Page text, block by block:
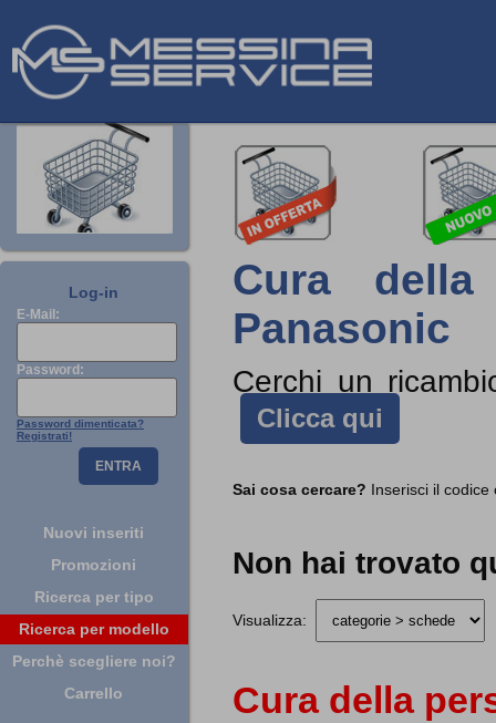
Log-in
E-Mail:
Password:
Password dimenticata?
Registrati!
ENTRA
Nuovi inseriti
Promozioni
Ricerca per tipo
Ricerca per modello
Perchè scegliere noi?
Carrello
Cura
Panasonic
Cerchi un
Clicca qui
Sai cosa cercare? Inserisci il
Non hai trovato
Visualizza:
Cura della